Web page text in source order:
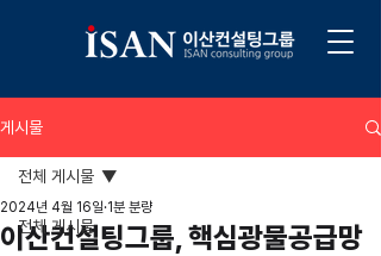
게시물
전체 게시물
전체 게시물
이산컨설팅그룹, 핵심광물공급망
2024년 4월 16일 1분 분량